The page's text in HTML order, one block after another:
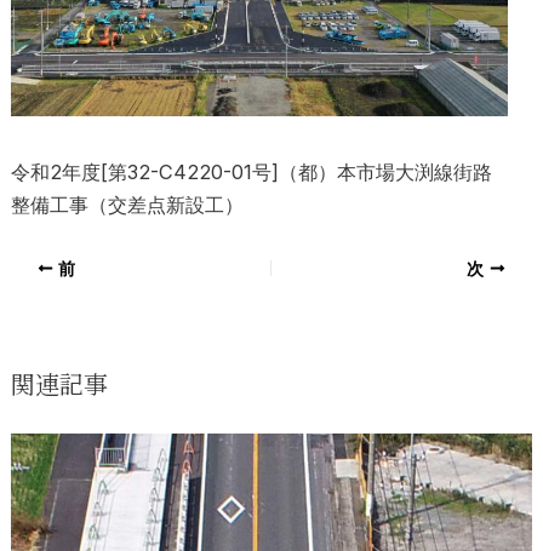
令和2年度[第32-C4220-01号]（都）本市場大渕線街路
整備工事（交差点新設工）
前 次
関連記事